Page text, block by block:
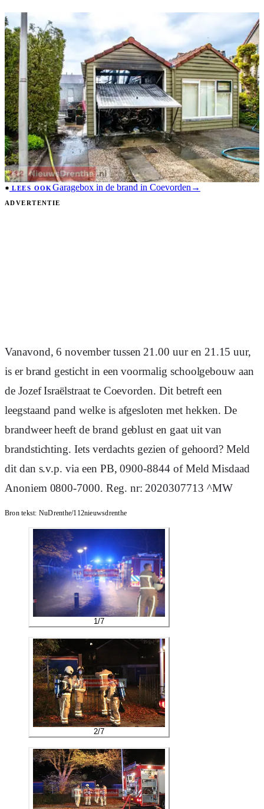
LEES OOK Garagebox in de brand in Coevorden →
ADVERTENTIE
Vanavond, 6 november tussen 21.00 uur en 21.15 uur,
is er brand gesticht in een voormalig schoolgebouw aan
de Jozef Israëlstraat te Coevorden. Dit betreft een
leegstaand pand welke is afgesloten met hekken. De
brandweer heeft de brand geblust en gaat uit van
brandstichting. Iets verdachts gezien of gehoord? Meld
dit dan s.v.p. via een PB, 0900-8844 of Meld Misdaad
Anoniem 0800-7000. Reg. nr: 2020307713 ^MW
Bron tekst: NuDrenthe/112nieuwsdrenthe
1/7
2/7